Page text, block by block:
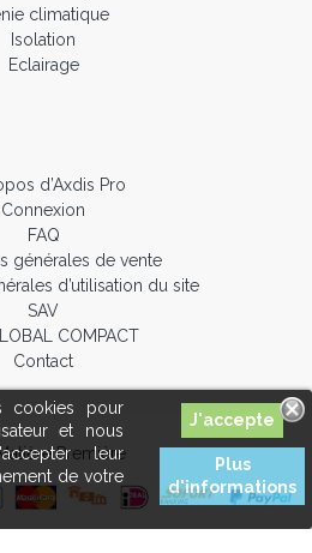
cookies pour
et nous
leur
de votre
Plus
d'informations
climatique
Isolation
Eclairage
d’Axdis Pro
Connexion
FAQ
générales de vente
d’utilisation du site
SAV
COMPACT
Contact
Première